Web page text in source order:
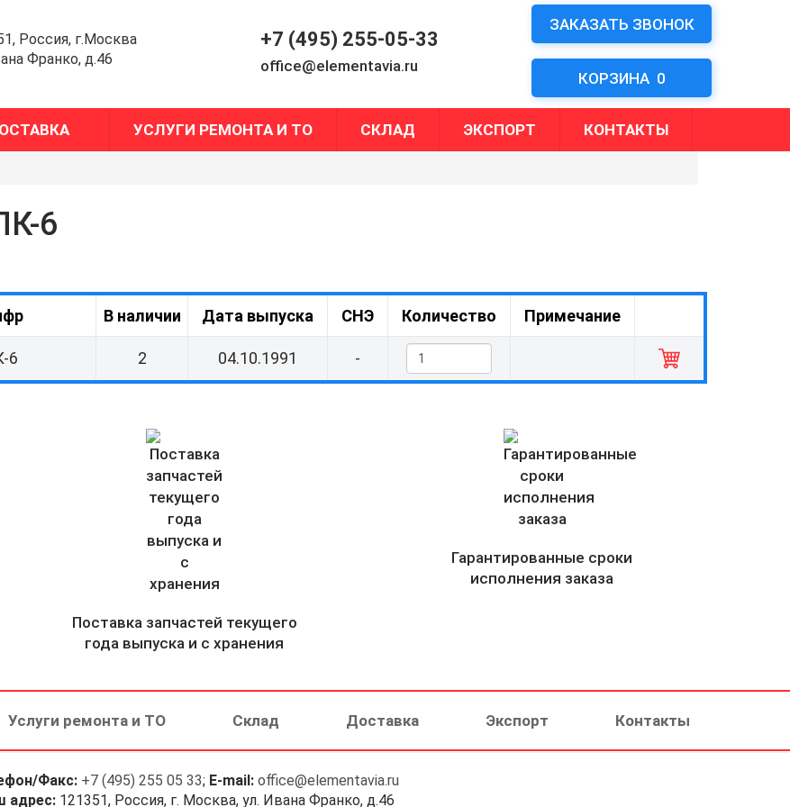
Россия, г.Москва
Франко, д.46
+7 (495) 255-05-33
office@elementavia.ru
ЗАКАЗАТЬ ЗВОНОК
КОРЗИНА 0
УСЛУГИ РЕМОНТА И ТО СКЛАД ЭКСПОРТ КОНТАКТЫ
6
В наличии Дата выпуска СНЭ Количество Примечание
6 2 04.10.1991 -
Поставка запчастей текущего
года выпуска и с хранения
Гарантированные сроки
исполнения заказа
Услуги ремонта и ТО Склад Доставка Экспорт Контакты
Факс: +7 (495) 255 05 33; E-mail: office@elementavia.ru
адрес:121351, Россия, г. Москва, ул. Ивана Франко, д.46